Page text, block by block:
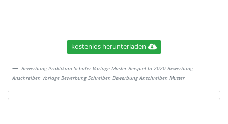
kostenlos herunterladen
Bewerbung Praktikum Schuler Vorlage Muster Beispiel In 2020 Bewerbung
Anschreiben Vorlage Bewerbung Schreiben Bewerbung Anschreiben Muster